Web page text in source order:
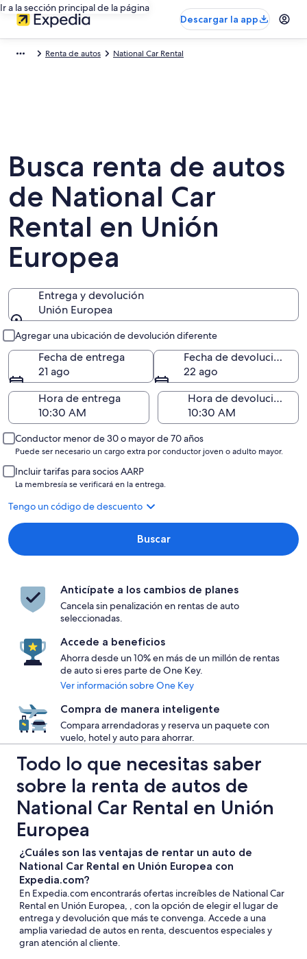
Ir a la sección principal de la página
Descargar la app
Renta de autos National Car Rental
Busca renta de autos
de National Car
Rental en Unión
Europea
Entrega y devolución
Unión Europea
Agregar una ubicación de devolución diferente
Fecha de entrega
21 ago
Fecha de devolución
22 ago
Hora de entrega
Hora de devolución
Conductor menor de 30 o mayor de 70 años
Puede ser necesario un cargo extra por conductor joven o adulto mayor.
Incluir tarifas para socios AARP
La membresía se verificará en la entrega.
Tengo un código de descuento
Buscar
Anticípate a los cambios de planes
Cancela sin penalización en rentas de auto
seleccionadas.
Accede a beneficios
Ahorra desde un 10% en más de un millón de rentas
de auto si eres parte de One Key.
Ver información sobre One Key
Compra de manera inteligente
Compara arrendadoras y reserva un paquete con
vuelo, hotel y auto para ahorrar.
Todo lo que necesitas saber
sobre la renta de autos de
National Car Rental en Unión
Europea
¿Cuáles son las ventajas de rentar un auto de
National Car Rental en Unión Europea con
Expedia.com?
En Expedia.com encontrarás ofertas increíbles de National Car
Rental en Unión Europea, , con la opción de elegir el lugar de
entrega y devolución que más te convenga. Accede a una
amplia variedad de autos en renta, descuentos especiales y
gran atención al cliente.